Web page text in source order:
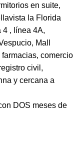
en suite,
la Florida
4 , línea 4A,
Mall
comercio
civil,
y cercana a
DOS meses de